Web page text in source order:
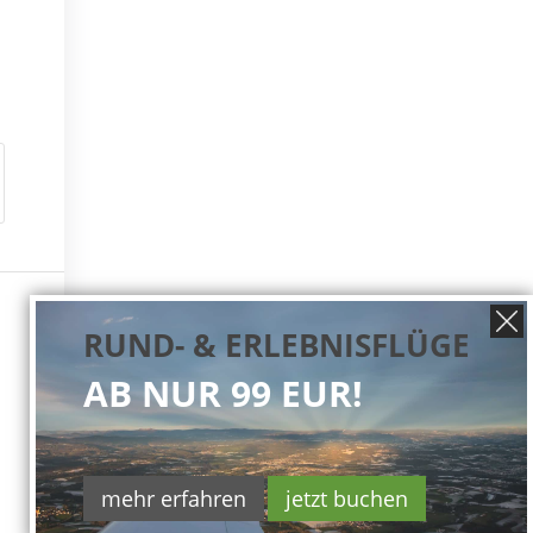
RUND- & ERLEBNISFLÜGE
AB NUR 99 EUR!
mehr erfahren jetzt buchen